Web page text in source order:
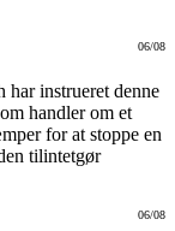
06/08
har instrueret denne
handler om et
for at stoppe en
tilintetgør
06/08